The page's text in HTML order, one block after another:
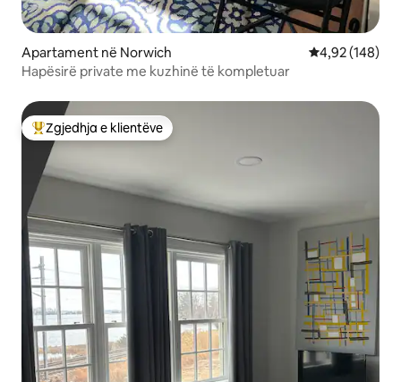
Apartament në Norwich Vlerësimi
4,92 (148)
Hapësirë private me kuzhinë të kompletuar
Më të mirat e zgjedhjeve të klientëve
Zgjedhja e klientëve